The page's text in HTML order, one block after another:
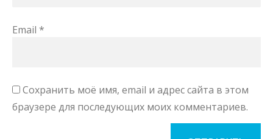
Email *
Сохранить моё имя, email и адрес сайта в этом
браузере для последующих моих комментариев.